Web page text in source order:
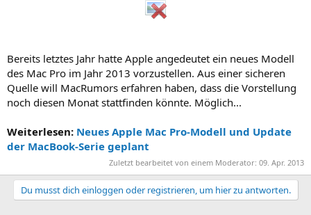
Bereits letztes Jahr hatte Apple angedeutet ein neues Modell
des Mac Pro im Jahr 2013 vorzustellen. Aus einer sicheren
Quelle will MacRumors erfahren haben, dass die Vorstellung
noch diesen Monat stattfinden könnte. Möglich...
Weiterlesen: Neues Apple Mac Pro-Modell und Update
der MacBook-Serie geplant
Zuletzt bearbeitet von einem Moderator: 09. Apr. 2013
Du musst dich einloggen oder registrieren, um hier zu antworten.